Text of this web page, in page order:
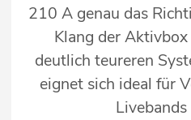
210 A genau das
Klang der
deutlich teureren
eignet sich ideal für
Livebands